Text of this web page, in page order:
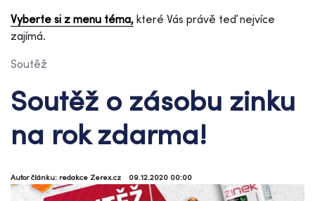
Vyberte si z menu téma, které Vás právě teď nejvíce
zajímá.
Soutěž
Soutěž o zásobu zinku
na rok zdarma!
Autor článku: redakce Zerex.cz 09.12.2020 00:00